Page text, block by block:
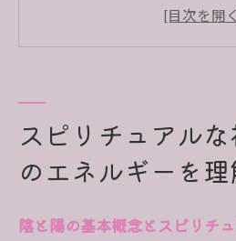
陰と陽のエネルギーが
陰と陽のエネルギーを活
スピリチュアルな成長に
響
スピリチュアル
のエネルギーを理
陰と陽の基本概念とスピリチ